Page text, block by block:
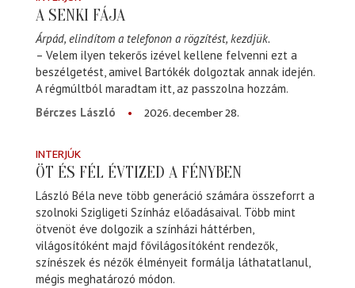
A SENKI FÁJA
Árpád, elindítom a telefonon a rögzítést, kezdjük.
– Velem ilyen tekerős izével kellene felvenni ezt a
beszélgetést, amivel Bartókék dolgoztak annak idején.
A régmúltból maradtam itt, az passzolna hozzám.
Bérczes László
2026. december 28.
INTERJÚK
ÖT ÉS FÉL ÉVTIZED A FÉNYBEN
László Béla neve több generáció számára összeforrt a
szolnoki Szigligeti Színház előadásaival. Több mint
ötvenöt éve dolgozik a színházi háttérben,
világosítóként majd fővilágosítóként rendezők,
színészek és nézők élményeit formálja láthatatlanul,
mégis meghatározó módon.